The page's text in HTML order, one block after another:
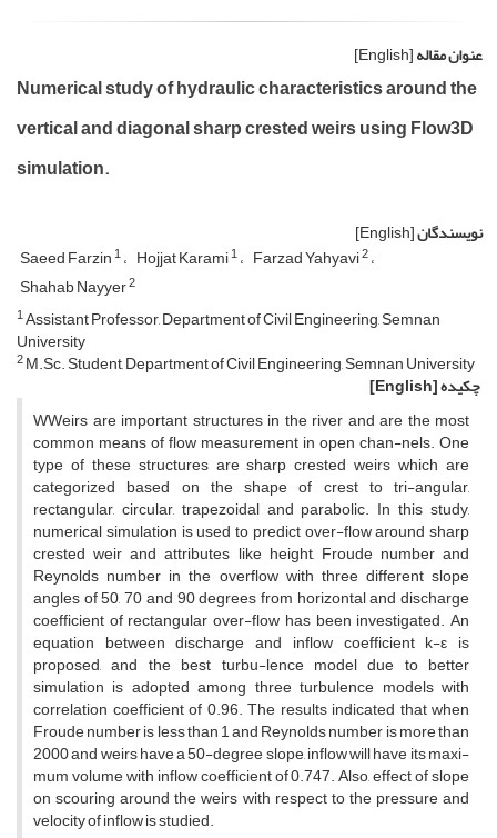
عنوان مقاله[English]
Numerical study of hydraulic characteristics around the
vertical and diagonal sharp crested weirs using Flow3D
simulation.
نویسندگان[English]
Saeed Farzin1 Hojjat Karami1 Farzad Yahyavi2
Shahab Nayyer2
1Assistant Professor, Department of Civil Engineering, Semnan
University
2M.Sc. Student, Department of Civil Engineering, Semnan University
چکیده[English]
WWeirs are important structures in the river and are the most
common means of flow measurement in open chan-nels. One
type of these structures are sharp crested weirs which are
categorized based on the shape of crest to tri-angular,
rectangular, circular, trapezoidal and parabolic. In this study,
numerical simulation is used to predict over-flow around sharp
crested weir and attributes like height, Froude number and
Reynolds number in the overflow with three different slope
angles of 50, 70 and 90 degrees from horizontal and discharge
coefficient of rectangular over-flow has been investigated. An
equation between discharge and inflow coefficient k-ε is
proposed, and the best turbu-lence model due to better
simulation is adopted among three turbulence models with
correlation coefficient of 0.96. The results indicated that when
Froude number is less than 1 and Reynolds number is more than
2000 and weirs have a 50-degree slope, inflow will have its maxi-
mum volume with inflow coefficient of 0.747. Also, effect of slope
on scouring around the weirs with respect to the pressure and
velocity of inflow is studied.